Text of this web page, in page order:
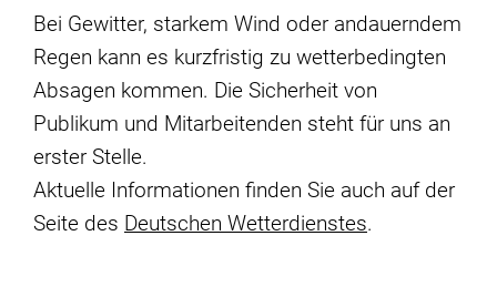
Bei Gewitter, starkem Wind oder andauerndem
Regen kann es kurzfristig zu wetterbedingten
Absagen kommen. Die Sicherheit von
Publikum und Mitarbeitenden steht für uns an
erster Stelle.
Aktuelle Informationen finden Sie auch auf der
Seite des Deutschen Wetterdienstes.